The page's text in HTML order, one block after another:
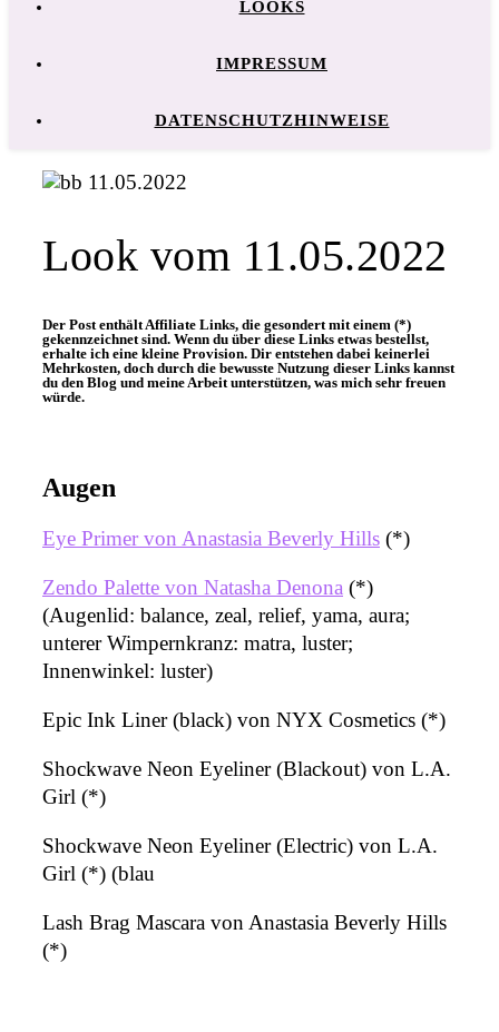
LOOKS
IMPRESSUM
DATENSCHUTZHINWEISE
Look vom 11.05.2022
Der Post enthält Affiliate Links, die gesondert mit einem (*)
gekennzeichnet sind. Wenn du über diese Links etwas bestellst,
erhalte ich eine kleine Provision. Dir entstehen dabei keinerlei
Mehrkosten, doch durch die bewusste Nutzung dieser Links kannst
du den Blog und meine Arbeit unterstützen, was mich sehr freuen
würde.
Augen
Eye Primer von Anastasia Beverly Hills (*)
Zendo Palette von Natasha Denona (*)
(Augenlid: balance, zeal, relief, yama, aura;
unterer Wimpernkranz: matra, luster;
Innenwinkel: luster)
Epic Ink Liner (black) von NYX Cosmetics (*)
Shockwave Neon Eyeliner (Blackout) von L.A.
Girl (*)
Shockwave Neon Eyeliner (Electric) von L.A.
Girl (*) (blau
Lash Brag Mascara von Anastasia Beverly Hills
(*)